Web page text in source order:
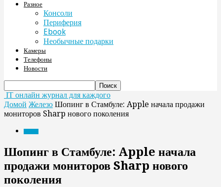
Разное
Консоли
Периферия
Ebook
Необычные подарки
Камеры
Телефоны
Новости
IT онлайн журнал для каждого
Домой Железо Шопинг в Стамбуле: Apple начала продажи
мониторов Sharp нового поколения
Шопинг в Стамбуле: Apple начала
продажи мониторов Sharp нового
поколения